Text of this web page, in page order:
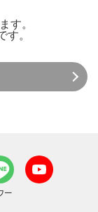
す。
す。
ー